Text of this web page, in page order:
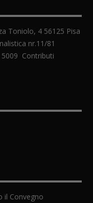
Toniolo, 4 56125 Pisa
nr.11/81
5009 Contributi
il Convegno